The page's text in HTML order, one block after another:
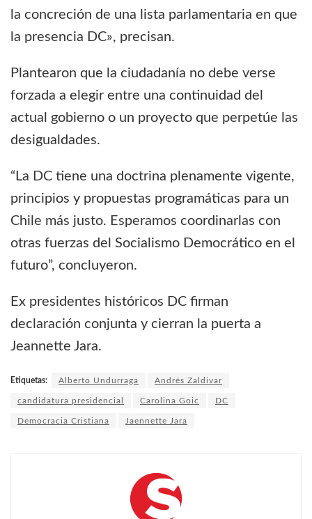
la concreción de una lista parlamentaria en que
la presencia DC», precisan.
Plantearon que la ciudadanía no debe verse
forzada a elegir entre una continuidad del
actual gobierno o un proyecto que perpetúe las
desigualdades.
“La DC tiene una doctrina plenamente vigente,
principios y propuestas programáticas para un
Chile más justo. Esperamos coordinarlas con
otras fuerzas del Socialismo Democrático en el
futuro”, concluyeron.
Ex presidentes históricos DC firman
declaración conjunta y cierran la puerta a
Jeannette Jara.
Etiquetas: Alberto Undurraga Andrés Zaldivar
candidatura presidencial Carolina Goic DC
Democracia Cristiana Jaennette Jara